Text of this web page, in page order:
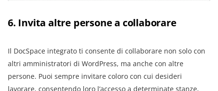
6. Invita altre persone a collaborare
Il DocSpace integrato ti consente di collaborare non solo con
altri amministratori di WordPress, ma anche con altre
persone. Puoi sempre invitare coloro con cui desideri
lavorare, consentendo loro l’accesso a determinate stanze,